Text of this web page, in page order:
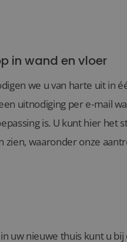
in wand en vloer
we u van harte uit in
uitnodiging per e-mail
is. U kunt hier het
zien, waaronder onze
uw nieuwe thuis kunt u